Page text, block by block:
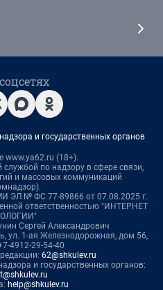
и государственных органов
www.ya62.ru (18+).
по надзору в сфере связи,
и массовых коммуникаций
ЭЛ № ФС 77-89866 от 07.08.2025 г.
ответственностью "ИНТЕРНЕТ
Сергей Александрович
ул. 1-ая Железнодорожная, дом 56,
4912-29-54-40
62@shkulev.ru
и государственных органов:
help@shkulev.ru